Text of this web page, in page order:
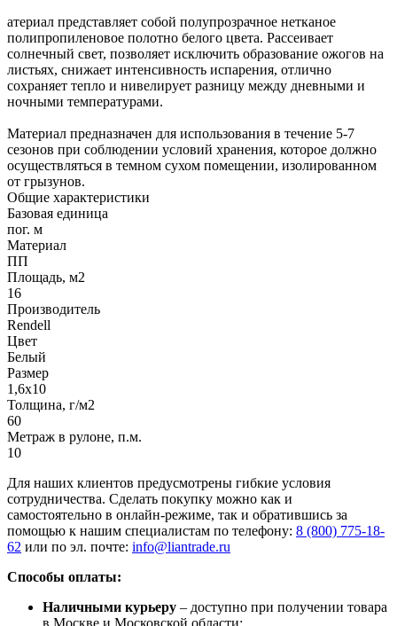
атериал представляет собой полупрозрачное нетканое
полипропиленовое полотно белого цвета. Рассеивает
солнечный свет, позволяет исключить образование ожогов на
листьях, снижает интенсивность испарения, отлично
сохраняет тепло и нивелирует разницу между дневными и
ночными температурами.
Материал предназначен для использования в течение 5-7
сезонов при соблюдении условий хранения, которое должно
осуществляться в темном сухом помещении, изолированном
от грызунов.
Общие характеристики
Базовая единица
пог. м
Материал
ПП
Площадь, м2
16
Производитель
Rendell
Цвет
Белый
Размер
1,6х10
Толщина, г/м2
60
Метраж в рулоне, п.м.
10
Для наших клиентов предусмотрены гибкие условия
сотрудничества. Сделать покупку можно как и
самостоятельно в онлайн-режиме, так и обратившись за
помощью к нашим специалистам по телефону: 8 (800) 775-18-
62 или по эл. почте: info@liantrade.ru
Способы оплаты:
Наличными курьеру – доступно при получении товара
в Москве и Московской области;